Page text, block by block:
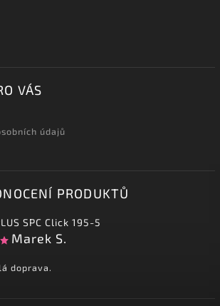
VÁS
údajů
PRODUKTŮ
SPC Click 195-5
Marek S.
doprava.